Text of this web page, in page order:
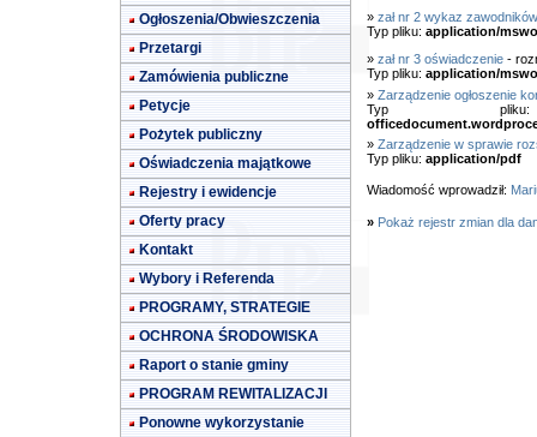
Ogłoszenia/Obwieszczenia
Przetargi
Zamówienia publiczne
Petycje
Pożytek publiczny
Oświadczenia majątkowe
Rejestry i ewidencje
Oferty pracy
Kontakt
Wybory i Referenda
PROGRAMY, STRATEGIE
OCHRONA ŚRODOWISKA
Raport o stanie gminy
PROGRAM REWITALIZACJI
Ponowne wykorzystanie
» zał nr 2 wykaz zawodników
Typ pliku: application/
» zał nr 3 oświadczenie -
Typ pliku: application/
» Zarządzenie ogłoszenie
Typ
» Zarządzenie w sprawie
Typ pliku: application/pdf
Wiadomość wprowadził:
» Pokaż rejestr zmian dla